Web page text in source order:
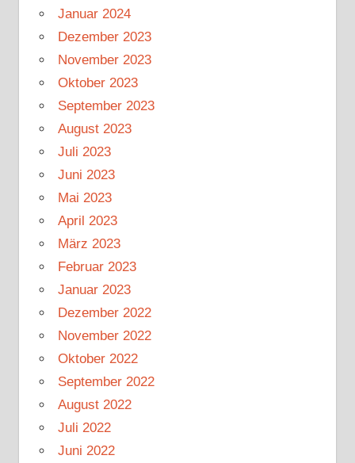
Januar 2024
Dezember 2023
November 2023
Oktober 2023
September 2023
August 2023
Juli 2023
Juni 2023
Mai 2023
April 2023
März 2023
Februar 2023
Januar 2023
Dezember 2022
November 2022
Oktober 2022
September 2022
August 2022
Juli 2022
Juni 2022